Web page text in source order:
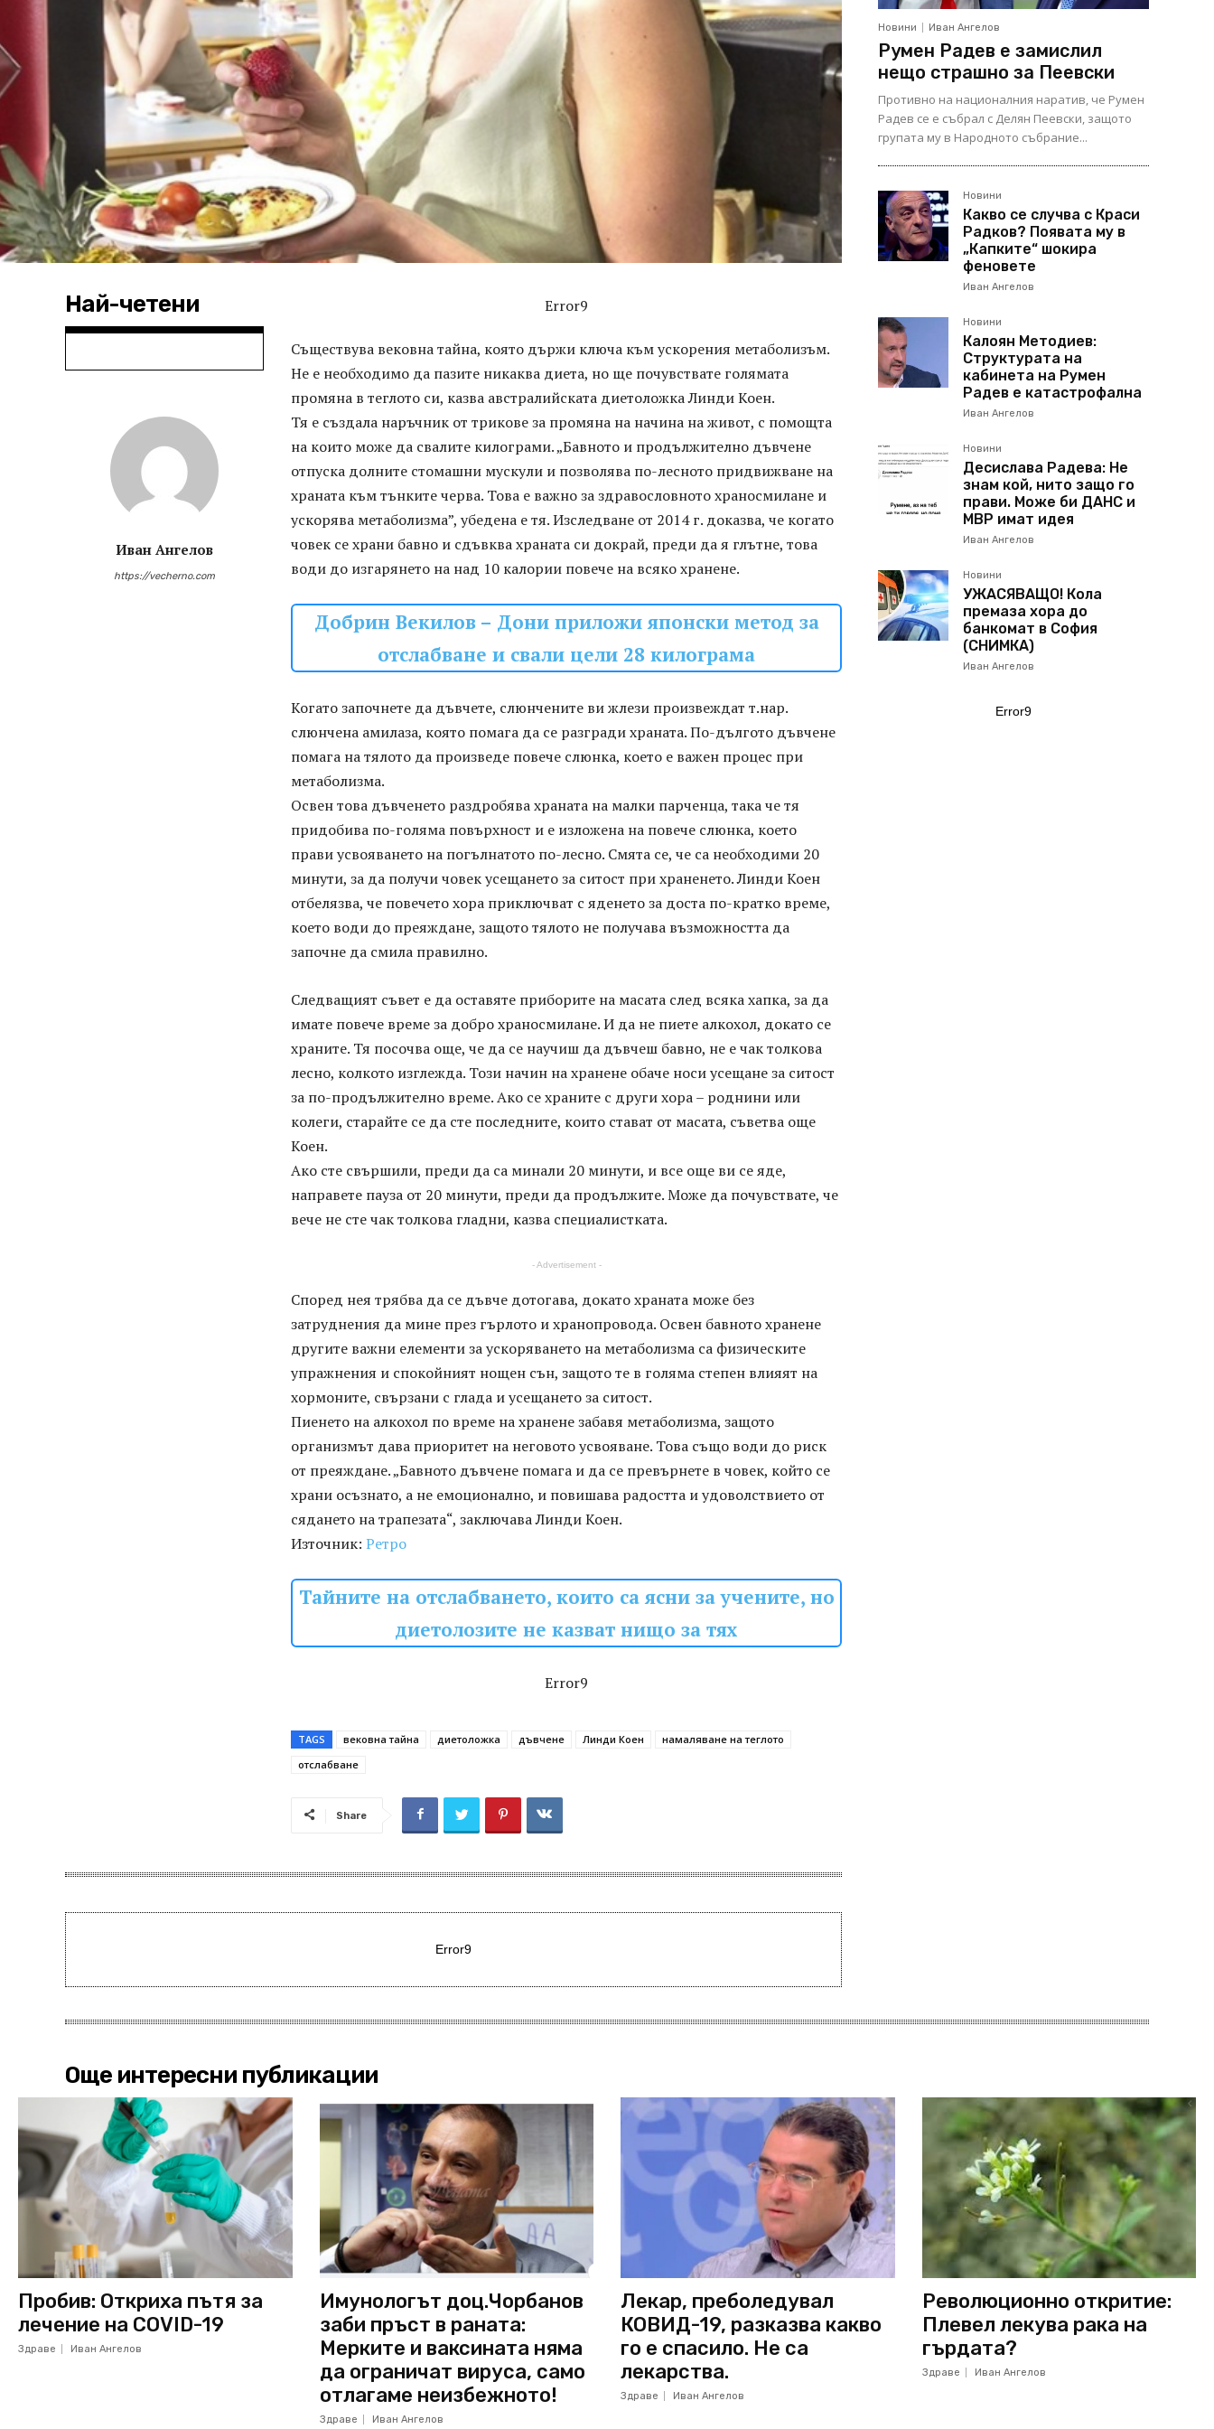
Най-четени
Иван Ангелов
https://vecherno.com
Error9
Съществува вековна тайна, която държи ключа към ускорения метаболизъм.
Не е необходимо да пазите никаква диета, но ще почувствате голямата
промяна в теглото си, казва австралийската диетоложка Линди Коен.
Тя е създала наръчник от трикове за промяна на начина на живот, с помощта
на които може да свалите килограми. „Бавното и продължително дъвчене
отпуска долните стомашни мускули и позволява по-лесното придвижване на
храната към тънките черва. Това е важно за здравословното храносмилане и
ускорява метаболизма”, убедена е тя. Изследване от 2014 г. доказва, че когато
човек се храни бавно и сдъвква храната си докрай, преди да я глътне, това
води до изгарянето на над 10 калории повече на всяко хранене.
Добрин Векилов – Дони приложи японски метод за
отслабване и свали цели 28 килограма
Когато започнете да дъвчете, слюнчените ви жлези произвеждат т.нар.
слюнчена амилаза, която помага да се разгради храната. По-дългото дъвчене
помага на тялото да произведе повече слюнка, което е важен процес при
метаболизма.
Освен това дъвченето раздробява храната на малки парченца, така че тя
придобива по-голяма повърхност и е изложена на повече слюнка, което
прави усвояването на погълнатото по-лесно. Смята се, че са необходими 20
минути, за да получи човек усещането за ситост при храненето. Линди Коен
отбелязва, че повечето хора приключват с яденето за доста по-кратко време,
което води до преяждане, защото тялото не получава възможността да
започне да смила правилно.
Следващият съвет е да оставяте приборите на масата след всяка хапка, за да
имате повече време за добро храносмилане. И да не пиете алкохол, докато се
храните. Тя посочва още, че да се научиш да дъвчеш бавно, не е чак толкова
лесно, колкото изглежда. Този начин на хранене обаче носи усещане за ситост
за по-продължително време. Ако се храните с други хора – роднини или
колеги, старайте се да сте последните, които стават от масата, съветва още
Коен.
Ако сте свършили, преди да са минали 20 минути, и все още ви се яде,
направете пауза от 20 минути, преди да продължите. Може да почувствате, че
вече не сте чак толкова гладни, казва специалистката.
- Advertisement -
Според нея трябва да се дъвче дотогава, докато храната може без
затруднения да мине през гърлото и хранопровода. Освен бавното хранене
другите важни елементи за ускоряването на метаболизма са физическите
упражнения и спокойният нощен сън, защото те в голяма степен влияят на
хормоните, свързани с глада и усещането за ситост.
Пиенето на алкохол по време на хранене забавя метаболизма, защото
организмът дава приоритет на неговото усвояване. Това също води до риск
от преяждане. „Бавното дъвчене помага и да се превърнете в човек, който се
храни осъзнато, а не емоционално, и повишава радостта и удоволствието от
сядането на трапезата“, заключава Линди Коен.
Източник: Ретро
Тайните на отслабването, които са ясни за учените, но
диетолозите не казват нищо за тях
Error9
TAGS вековна тайна диетоложка дъвчене Линди Коен
намаляване на теглото
отслабване
Share
Error9
Новини Иван Ангелов
Румен Радев е замислил
нещо страшно за Пеевски
Противно на националния наратив, че Румен
Радев се е събрал с Делян Пеевски, защото
групата му в Народното събрание...
Новини
Какво се случва с Краси
Радков? Появата му в
„Капките“ шокира
феновете
Иван Ангелов
Новини
Калоян Методиев:
Структурата на
кабинета на Румен
Радев е катастрофална
Иван Ангелов
Новини
Десислава Радева: Не
знам кой, нито защо го
прави. Може би ДАНС и
МВР имат идея
Иван Ангелов
Новини
УЖАСЯВАЩО! Кола
премаза хора до
банкомат в София
(СНИМКА)
Иван Ангелов
Error9
Още интересни публикации
Пробив: Откриха пътя за
лечение на COVID-19
Здраве Иван Ангелов
Имунологът доц.Чорбанов
заби пръст в раната:
Мерките и ваксината няма
да ограничат вируса, само
отлагаме неизбежното!
Здраве Иван Ангелов
Лекар, преболедувал
КОВИД-19, разказва какво
го е спасило. Не са
лекарства.
Здраве Иван Ангелов
Революционно откритие:
Плевел лекува рака на
гърдата?
Здраве Иван Ангелов